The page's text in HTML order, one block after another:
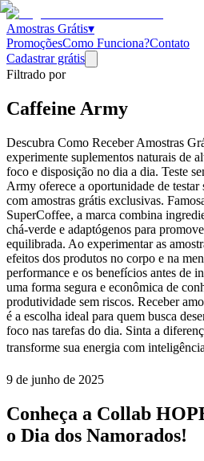
Amostras Grátis▾
PromoçõesComo Funciona?Contato
Cadastrar grátis
Filtrado por
Caffeine Army
Descubra Como Receber Amostras
experimente suplementos naturais de
foco e disposição no dia a dia. Teste
Army oferece a oportunidade de testar
com amostras grátis exclusivas.
SuperCoffee, a marca combina
chá-verde e adaptógenos para
equilibrada. Ao experimentar as
efeitos dos produtos no corpo e na
performance e os benefícios antes de
uma forma segura e econômica de
produtividade sem riscos. Receber
é a escolha ideal para quem busca
foco nas tarefas do dia. Sinta a
transforme sua energia com
9 de junho de 2025
Conheça a Collab
o Dia dos Namorados!